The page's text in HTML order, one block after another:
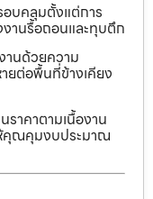
อบคลุมตั้งแต่การ
งานรื้อถอนและทุบตึก
านด้วยความ
ยต่อพื้นที่ข้างเคียง
ราคาตามเนื้องาน
คุณคุมงบประมาณ